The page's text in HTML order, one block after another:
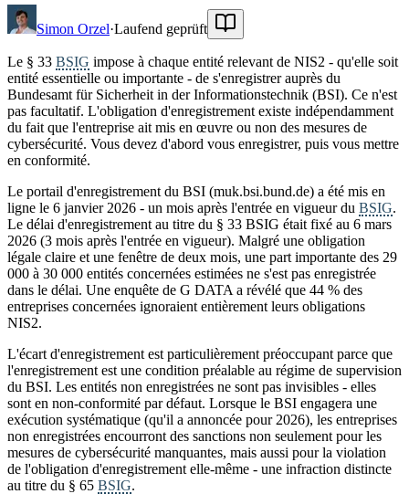
Simon Orzel·Laufend geprüft
Le § 33 BSIG impose à chaque entité relevant de NIS2 - qu'elle soit
entité essentielle ou importante - de s'enregistrer auprès du
Bundesamt für Sicherheit in der Informationstechnik (BSI). Ce n'est
pas facultatif. L'obligation d'enregistrement existe indépendamment
du fait que l'entreprise ait mis en œuvre ou non des mesures de
cybersécurité. Vous devez d'abord vous enregistrer, puis vous mettre
en conformité.
Le portail d'enregistrement du BSI (muk.bsi.bund.de) a été mis en
ligne le 6 janvier 2026 - un mois après l'entrée en vigueur du BSIG.
Le délai d'enregistrement au titre du § 33 BSIG était fixé au 6 mars
2026 (3 mois après l'entrée en vigueur). Malgré une obligation
légale claire et une fenêtre de deux mois, une part importante des 29
000 à 30 000 entités concernées estimées ne s'est pas enregistrée
dans le délai. Une enquête de G DATA a révélé que 44 % des
entreprises concernées ignoraient entièrement leurs obligations
NIS2.
L'écart d'enregistrement est particulièrement préoccupant parce que
l'enregistrement est une condition préalable au régime de supervision
du BSI. Les entités non enregistrées ne sont pas invisibles - elles
sont en non-conformité par défaut. Lorsque le BSI engagera une
exécution systématique (qu'il a annoncée pour 2026), les entreprises
non enregistrées encourront des sanctions non seulement pour les
mesures de cybersécurité manquantes, mais aussi pour la violation
de l'obligation d'enregistrement elle-même - une infraction distincte
au titre du § 65 BSIG.